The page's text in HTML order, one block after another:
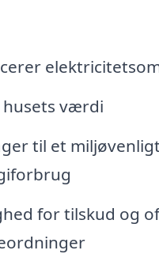
værdi
til et miljøvenligt
for tilskud og